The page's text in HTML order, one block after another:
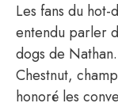
Les fans du
entendu parler
dogs de
Chestnut,
honoré les